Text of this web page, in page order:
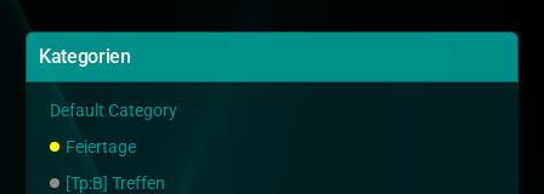
Kategorien
Default Category
Feiertage
[Tp:B] Treffen